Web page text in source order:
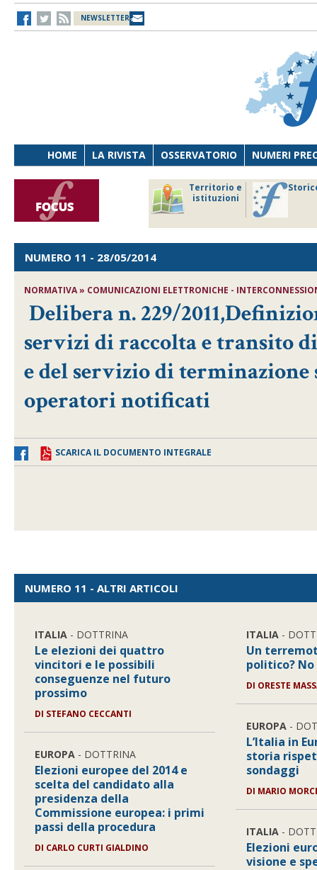
NEWSLETTER
HOME LA RIVISTA OSSERVATORIO NUMERI
Territorio e
istituzioni
NUMERO 11 - 28/05/2014
NORMATIVA » COMUNICAZIONI ELETTRONICHE -
Delibera n. 229/
servizi di raccolta e transito
e del servizio di
operatori notificati
SCARICA IL DOCUMENTO INTEGRALE
NUMERO 11 - ALTRI ARTICOLI
ITALIA - DOTTRINA
Le elezioni dei quattro
vincitori e le possibili
conseguenze nel futuro
prossimo
DI STEFANO CECCANTI
EUROPA - DOTTRINA
Elezioni europee del 2014 e
scelta del candidato alla
presidenza della
Commissione europea: i primi
passi della procedura
DI CARLO CURTI GIALDINO
ITALIA -
Un
politico? No
DI ORESTE
EUROPA -
L’Italia in
storia
sondaggi
DI MARIO
ITALIA -
Elezioni
visione e